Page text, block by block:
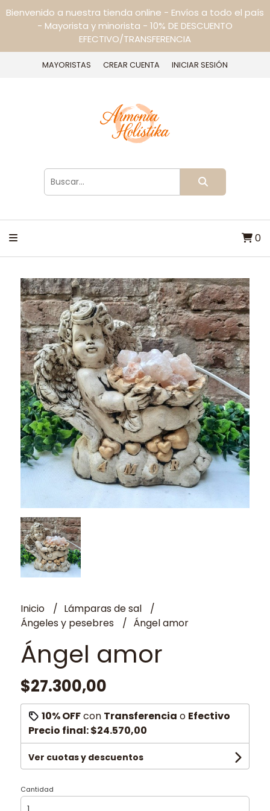
Bienvenido a nuestra tienda online - Envíos a todo el país
- Mayorista y minorista - 10% DE DESCUENTO
EFECTIVO/TRANSFERENCIA
MAYORISTAS CREAR CUENTA INICIAR SESIÓN
0
Inicio
Lámparas de sal
Ángeles y pesebres
Ángel amor
Ángel amor
$27.300,00
10% OFFcon Transferencia o Efectivo
Precio final:$24.570,00
Ver cuotas y descuentos
Cantidad